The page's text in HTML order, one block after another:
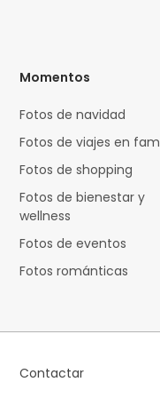
Momentos
Fotos de navidad
Fotos de viajes en
Fotos de shopping
Fotos de bienestar y
wellness
Fotos de eventos
Fotos románticas
Contactar